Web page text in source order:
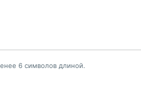
6 символов длиной.